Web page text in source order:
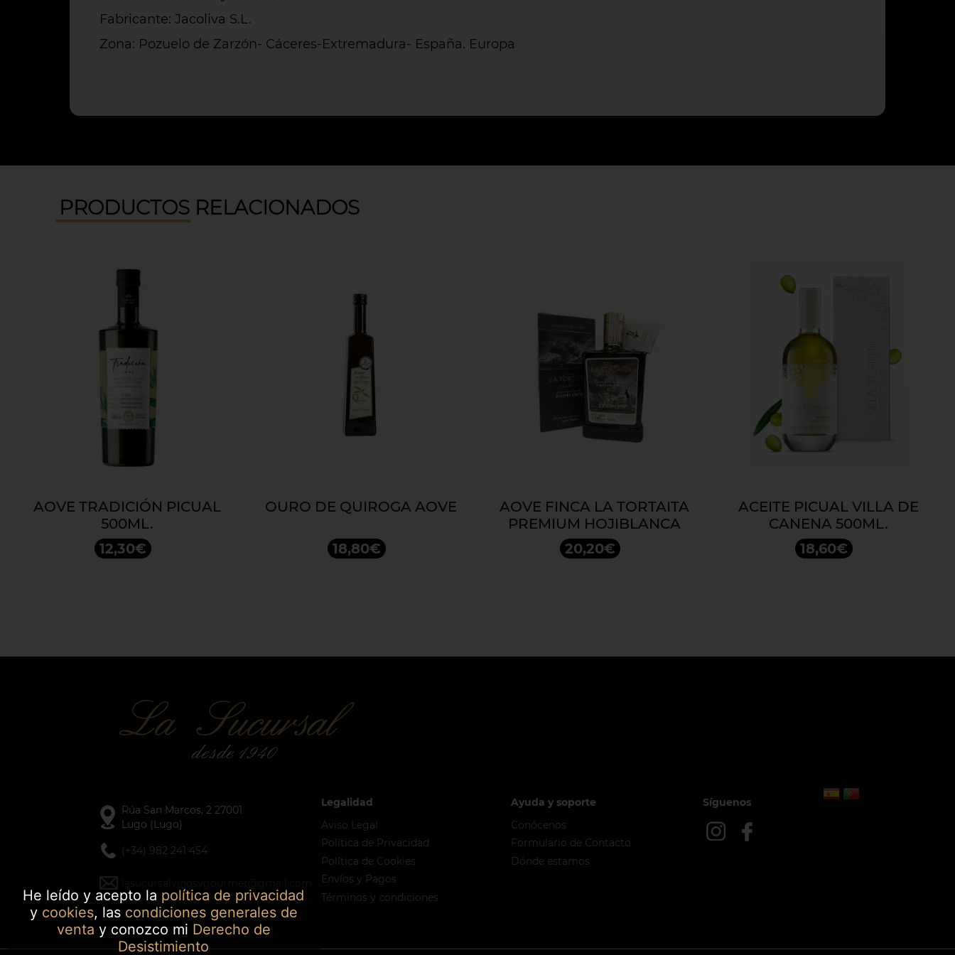
Fabricante: Jacoliva S.L.
Zona: Pozuelo de Zarzón- Cáceres-Extremadura- España. Europa
PRODUCTOS RELACIONADOS
AOVE TRADICIÓN PICUAL
500ML.
12,30€
OURO DE QUIROGA AOVE
18,80€
AOVE FINCA LA TORTAITA
PREMIUM HOJIBLANCA
20,20€
ACEITE PICUAL VILLA DE
CANENA 500ML.
18,60€
He leído y acepto la política de privacidad
y cookies, las condiciones generales de
venta y conozco mi Derecho de
Desistimiento
Rúa San Marcos, 2 27001
Lugo (Lugo)
(+34) 982 241 454
Legalidad
Aviso Legal
Política de Privacidad
Política de Cookies
Envíos y Pagos
Términos y condiciones
Ayuda y soporte
Conócenos
Formulario de Contacto
Dónde estamos
Síguenos